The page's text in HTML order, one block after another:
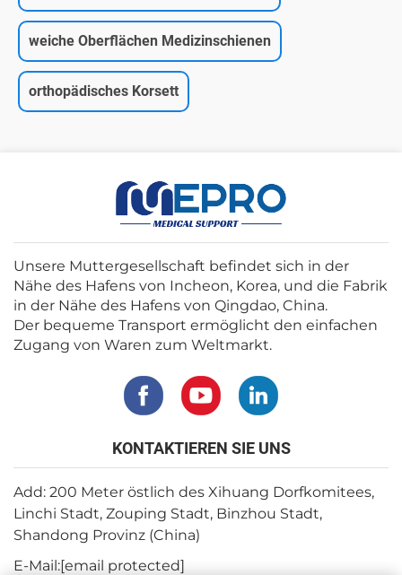
weiche Oberflächen Medizinschienen
orthopädisches Korsett
Unsere Muttergesellschaft befindet sich in der
Nähe des Hafens von Incheon, Korea, und die Fabrik
in der Nähe des Hafens von Qingdao, China.
Der bequeme Transport ermöglicht den einfachen
Zugang von Waren zum Weltmarkt.
KONTAKTIEREN SIE UNS
Add: 200 Meter östlich des Xihuang Dorfkomitees,
Linchi Stadt, Zouping Stadt, Binzhou Stadt,
Shandong Provinz (China)
E-Mail:[email protected]